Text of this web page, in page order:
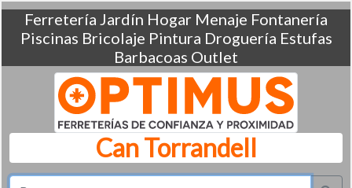
Ferretería Jardín Hogar Menaje Fontanería
Piscinas Bricolaje Pintura Droguería Estufas
Barbacoas Outlet
Can Torrandell